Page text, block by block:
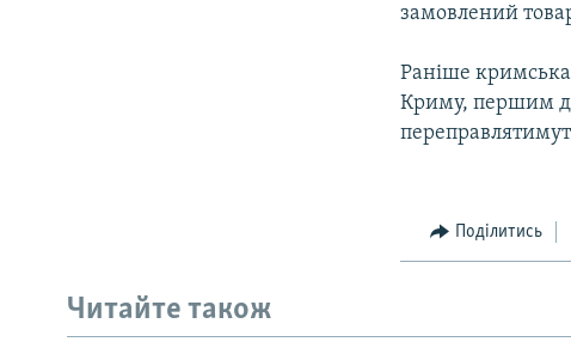
замовлений
Раніше
Криму, першим
Поділитись
Читайте також